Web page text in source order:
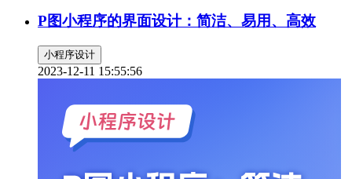
P图小程序的界面设计：简洁、易用、高效
小程序设计
2023-12-11 15:55:56